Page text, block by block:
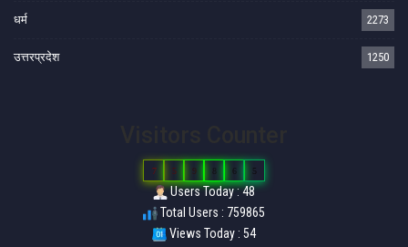
धर्म 2273
उत्तरप्रदेश 1250
7 5 9 8 6 5
Users Today : 48
Total Users : 759865
Views Today : 54